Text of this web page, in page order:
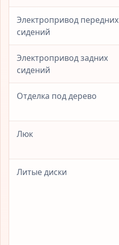
Электропривод передних
сидений
Электропривод задних
сидений
Отделка под дерево
Люк
Литые диски